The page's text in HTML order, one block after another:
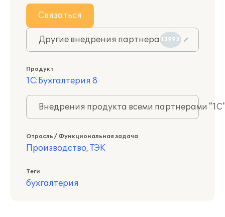
Связаться
Другие внедрения партнера 13992
Продукт
1С:Бухгалтерия 8
Внедрения продукта всеми партнерами
Отрасль / Функциональная задача
Производство, ТЭК
Теги
бухгалтерия